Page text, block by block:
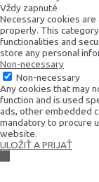
Vždy zapnuté
Necessary cookies
properly. This
functionalities and
store any personal
Non-necessary
Non-necessary
Any cookies that may
function and is used
ads, other embedded
mandatory to procure
website.
ULOŽIŤ A PRIJAŤ